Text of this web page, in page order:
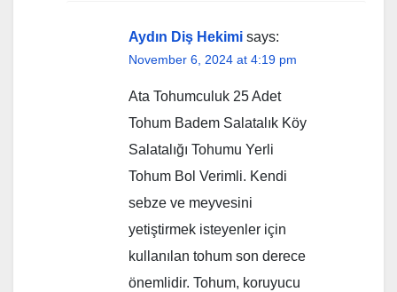
Aydın Diş Hekimi says:
November 6, 2024 at 4:19 pm
Ata Tohumculuk 25 Adet
Tohum Badem Salatalık Köy
Salatalığı Tohumu Yerli
Tohum Bol Verimli. Kendi
sebze ve meyvesini
yetiştirmek isteyenler için
kullanılan tohum son derece
önemlidir. Tohum, koruyucu